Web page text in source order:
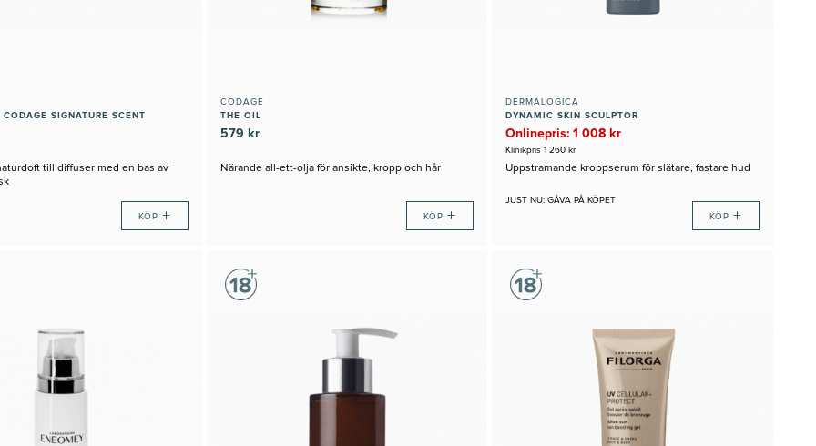
SIGNATURE SCENT
till diffuser med en bas av
KÖP +
CODAGE
THE OIL
579 kr
Närande all-ett-olja för ansikte, kropp och hår
KÖP+
DERMALOGICA
DYNAMIC SKIN SCULPTOR
Onlinepris: 1 008 kr
Klinikpris 1 260 kr
Uppstramande kroppserum för slätare, fastare hud
JUST NU: GÅVA PÅ KÖPET
KÖP +